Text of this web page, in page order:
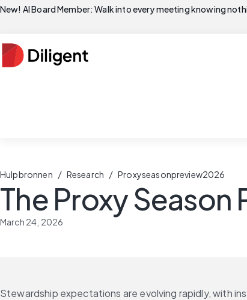
New! AI Board Member: Walk into every meeting knowing
Hulpbronnen / Research / Proxyseasonpreview2026
The Proxy
March 24, 2026
Stewardship expectations are evolving rapidly, with